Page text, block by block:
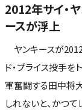
2012年サイ・
ースが浮上
ヤンキースが
ド・プライス投手
軍奮闘する田中将
しれないと、かつ